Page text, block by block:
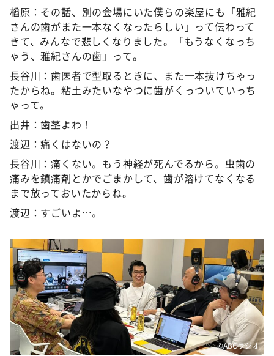
楢原：その話、別の会場にいた僕らの楽屋にも「雅紀
さんの歯がまた一本なくなったらしい」って伝わって
きて、みんなで悲しくなりました。「もうなくなっち
ゃう、雅紀さんの歯」って。
長谷川：歯医者で型取るときに、また一本抜けちゃっ
たからね。粘土みたいなやつに歯がくっついていっち
ゃって。
出井：歯茎よわ！
渡辺：痛くはないの？
長谷川：痛くない。もう神経が死んでるから。虫歯の
痛みを鎮痛剤とかでごまかして、歯が溶けてなくなる
まで放っておいたからね。
渡辺：すごいよ…。
©️ABCラジオ